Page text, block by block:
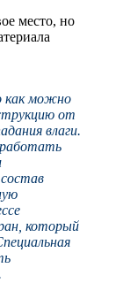
место, но
как можно
от
влаги.
который